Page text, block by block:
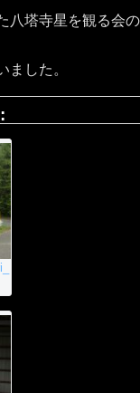
八塔寺星を観る会
ました。